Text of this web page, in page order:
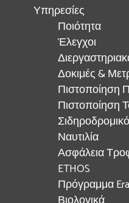
Υπηρεσίες
Ποιότητα
Έλεγχοι
Δοκιμές &
Πιστοποίηση
Ναυτιλία
Ασφάλεια
ETHOS
Πρόγραμμα